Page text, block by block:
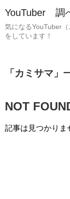
YouTuber 調
気になるYouTuber
をしています！
「 カミサマ 」
NOT
記事は見つかりま